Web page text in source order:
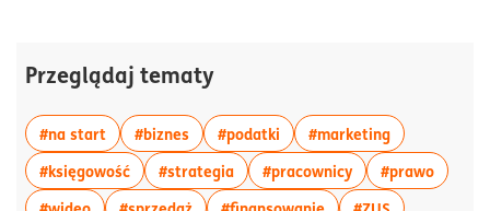
Przeglądaj tematy
#na startwięcej artykułów z tagiem:#na start
#bizneswięcej artykułów z tagiem:#biznes
#podatki więcej artykułów z
#marketingwięcej
#księgowośćwięcej artykułów z tagiem:#księgowość
#strategiawięcej artykułów z
#pracownicywięcej artykułów
#prawowięcej